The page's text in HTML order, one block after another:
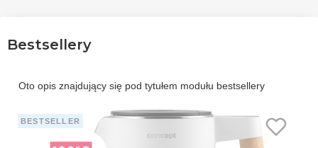
Bestsellery
Oto opis znajdujący się pod tytułem modułu bestsellery
BESTSELLER